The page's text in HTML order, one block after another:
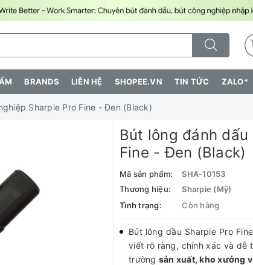
BRANDS LIÊN HỆ SHOPEE.VN TIN TỨC ZALO*
Sharpie Pro Fine - Đen (Black)
Bút lông đánh
Fine - Đen (Black)
Mã sản phẩm:
SHA-10153
Thương hiệu:
Sharpie (Mỹ)
Tình trạng:
Còn hàng
Bút lông dầu Sharpie Pro
viết rõ ràng, chính xác và dễ
trường sản xuất, kho xưởng